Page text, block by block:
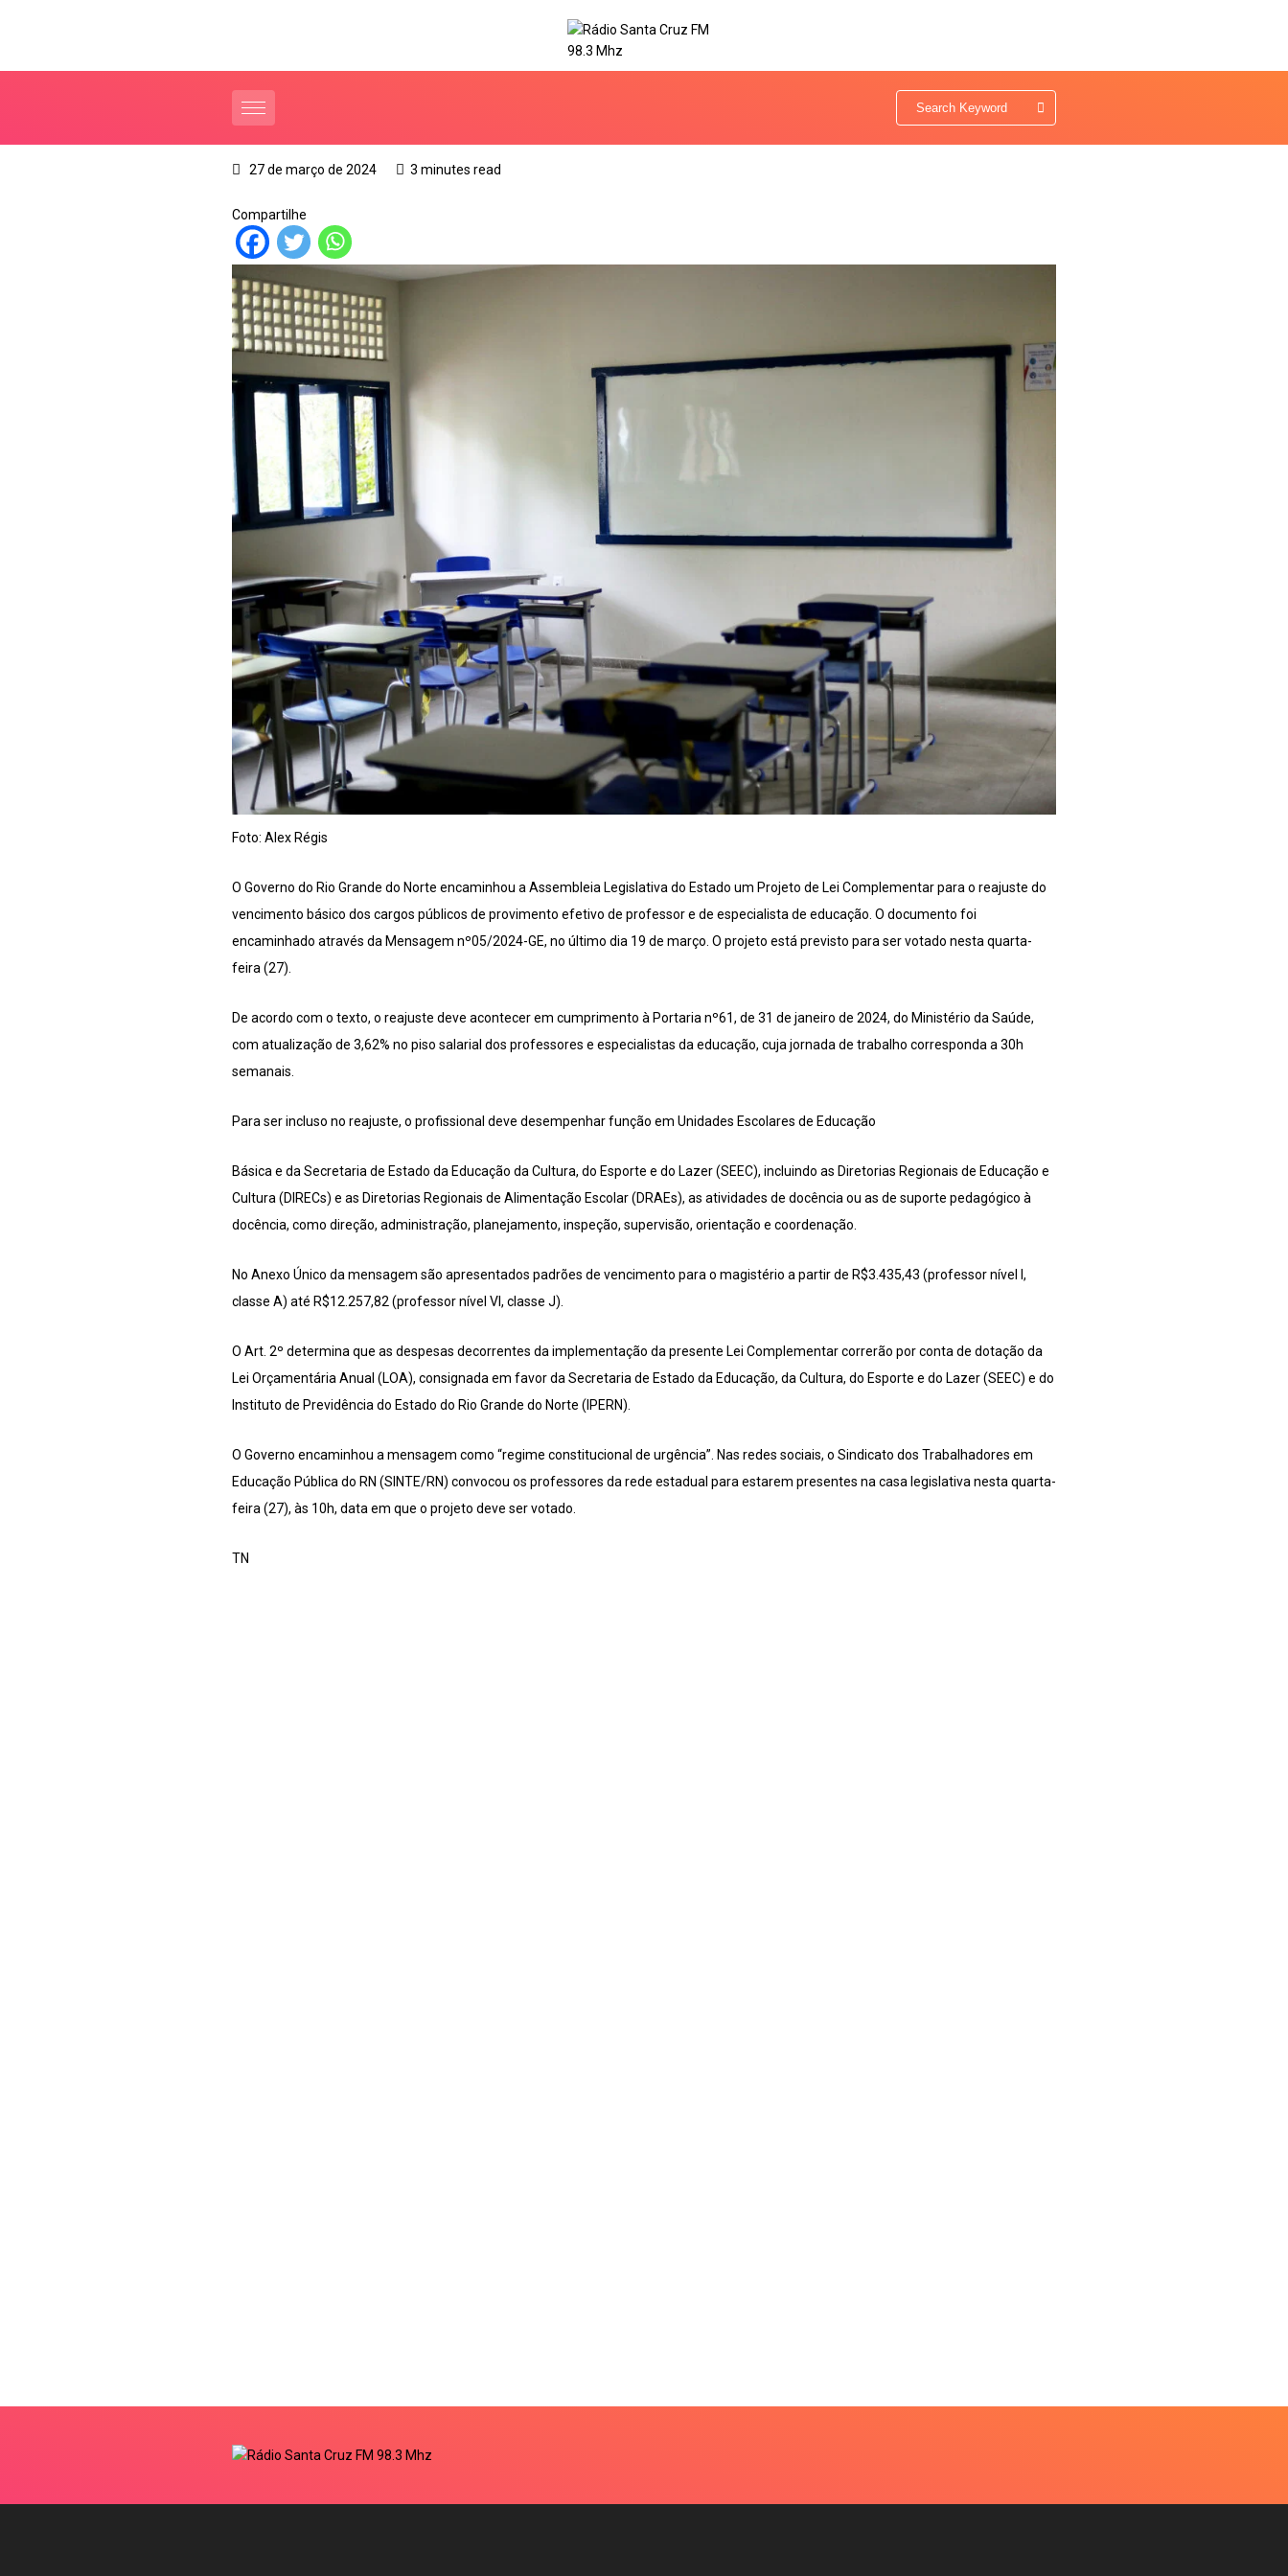
27 de março de 2024 3 minutes read
Compartilhe
Foto: Alex Régis
O Governo do Rio Grande do Norte encaminhou a Assembleia Legislativa do Estado um Projeto de Lei Complementar para o reajuste do
vencimento básico dos cargos públicos de provimento efetivo de professor e de especialista de educação. O documento foi
encaminhado através da Mensagem nº05/2024-GE, no último dia 19 de março. O projeto está previsto para ser votado nesta quarta-
feira (27).
De acordo com o texto, o reajuste deve acontecer em cumprimento à Portaria nº61, de 31 de janeiro de 2024, do Ministério da Saúde,
com atualização de 3,62% no piso salarial dos professores e especialistas da educação, cuja jornada de trabalho corresponda a 30h
semanais.
Para ser incluso no reajuste, o profissional deve desempenhar função em Unidades Escolares de Educação
Básica e da Secretaria de Estado da Educação da Cultura, do Esporte e do Lazer (SEEC), incluindo as Diretorias Regionais de Educação e
Cultura (DIRECs) e as Diretorias Regionais de Alimentação Escolar (DRAEs), as atividades de docência ou as de suporte pedagógico à
docência, como direção, administração, planejamento, inspeção, supervisão, orientação e coordenação.
No Anexo Único da mensagem são apresentados padrões de vencimento para o magistério a partir de R$3.435,43 (professor nível I,
classe A) até R$12.257,82 (professor nível VI, classe J).
O Art. 2º determina que as despesas decorrentes da implementação da presente Lei Complementar correrão por conta de dotação da
Lei Orçamentária Anual (LOA), consignada em favor da Secretaria de Estado da Educação, da Cultura, do Esporte e do Lazer (SEEC) e do
Instituto de Previdência do Estado do Rio Grande do Norte (IPERN).
O Governo encaminhou a mensagem como “regime constitucional de urgência”. Nas redes sociais, o Sindicato dos Trabalhadores em
Educação Pública do RN (SINTE/RN) convocou os professores da rede estadual para estarem presentes na casa legislativa nesta quarta-
feira (27), às 10h, data em que o projeto deve ser votado.
TN